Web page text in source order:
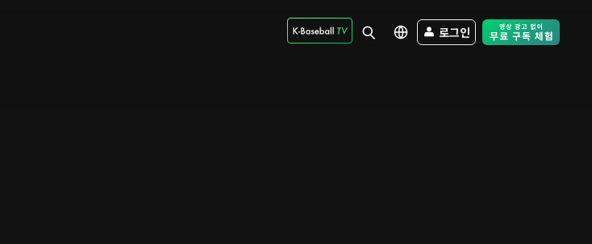
로그인 Free Trial -